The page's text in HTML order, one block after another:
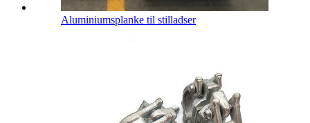
Aluminiumsplanke til stilladser